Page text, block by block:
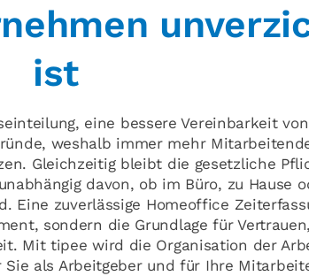
ist
eine bessere Vereinbarkeit
weshalb immer mehr
Gleichzeitig bleibt die gesetzliche
davon, ob im Büro, zu Hause
Eine zuverlässige Homeoffice
sondern die Grundlage für Vertrauen,
Mit tipee wird die Organisation der
als Arbeitgeber und für Ihre